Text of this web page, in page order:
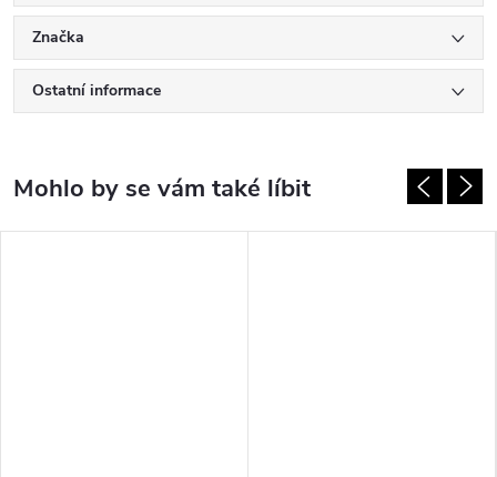
Značka
Ostatní informace